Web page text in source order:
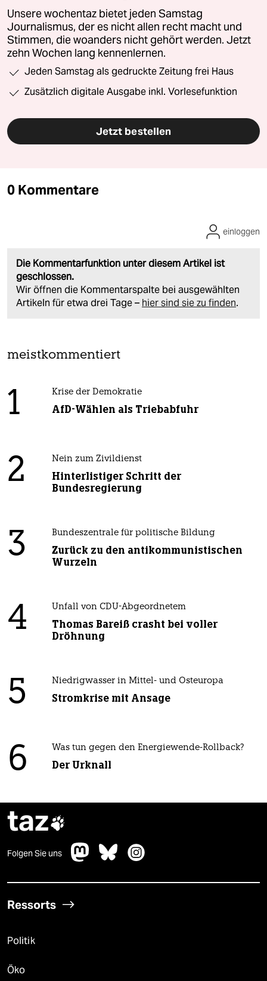
Unsere wochentaz bietet jeden Samstag
Journalismus, der es nicht allen recht macht und
Stimmen, die woanders nicht gehört werden. Jetzt
zehn Wochen lang kennenlernen.
Jeden Samstag als gedruckte Zeitung frei Haus
Zusätzlich digitale Ausgabe inkl. Vorlesefunktion
Jetzt bestellen
0 Kommentare
Die Kommentarfunktion unter diesem Artikel ist
geschlossen.
Wir öffnen die Kommentarspalte bei ausgewählten
Artikeln für etwa drei Tage – hier sind sie zu finden.
einloggen
meistkommentiert
1 Krise der Demokratie
AfD-Wählen als Triebabfuhr
2 Nein zum Zivildienst
Hinterlistiger Schritt der
Bundesregierung
3 Bundeszentrale für politische Bildung
Zurück zu den antikommunistischen
Wurzeln
4 Unfall von CDU-Abgeordnetem
Thomas Bareiß crasht bei voller
Dröhnung
5 Niedrigwasser in Mittel- und Osteuropa
Stromkrise mit Ansage
6 Was tun gegen den Energiewende-Rollback?
Der Urknall
taz
Folgen Sie uns
Ressorts
Politik
Öko